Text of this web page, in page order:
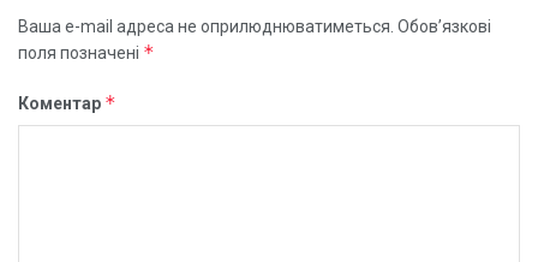
Ваша e-mail адреса не оприлюднюватиметься. Обов’язкові
поля позначені *
Коментар *